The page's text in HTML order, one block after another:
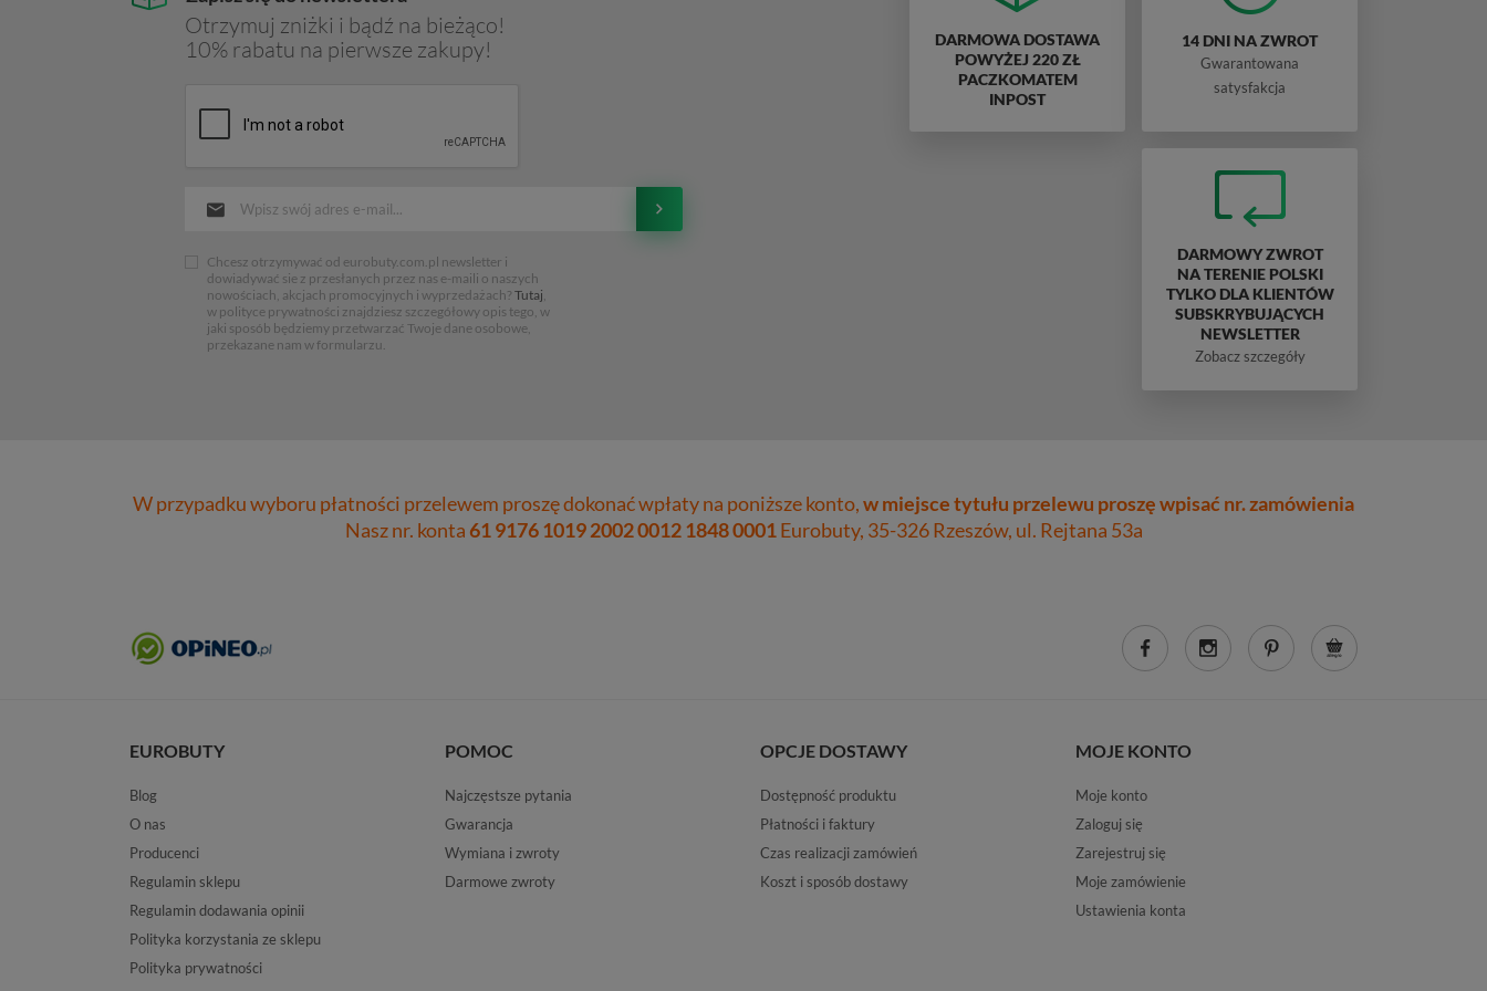
Otrzymuj zniżki i bądź na bieżąco!
10% rabatu na pierwsze zakupy!
Chcesz otrzymywać od eurobuty.com.pl newsletter i
dowiadywać sie z przesłanych przez nas e-maili o naszych
nowościach, akcjach promocyjnych i wyprzedażach? Tutaj,
w polityce prywatności znajdziesz szczegółowy opis tego, w
jaki sposób będziemy przetwarzać Twoje dane osobowe,
przekazane nam w formularzu.
DARMOWA DOSTAWA
POWYŻEJ 220 ZŁ
PACZKOMATEM
INPOST
14 DNI NA ZWROT
Gwarantowana
satysfakcja
DARMOWY ZWROT
NA TERENIE POLSKI
TYLKO DLA KLIENTÓW
SUBSKRYBUJĄCYCH
NEWSLETTER
Zobacz szczegóły
W przypadku wyboru płatności przelewem proszę dokonać wpłaty na poniższe konto,w miejsce tytułu przelewu proszę wpisać nr. zamówienia
Nasz nr. konta61 9176 1019 2002 0012 1848 0001Eurobuty, 35-326 Rzeszów, ul. Rejtana 53a
EUROBUTY
Blog
O nas
Producenci
Regulamin sklepu
Regulamin dodawania opinii
Polityka korzystania ze sklepu
Polityka prywatności
POMOC
Najczęstsze pytania
Gwarancja
Wymiana i zwroty
Darmowe zwroty
OPCJE DOSTAWY
Dostępność produktu
Płatności i faktury
Czas realizacji zamówień
Koszt i sposób dostawy
MOJE KONTO
Moje konto
Zaloguj się
Zarejestruj się
Moje zamówienie
Ustawienia konta